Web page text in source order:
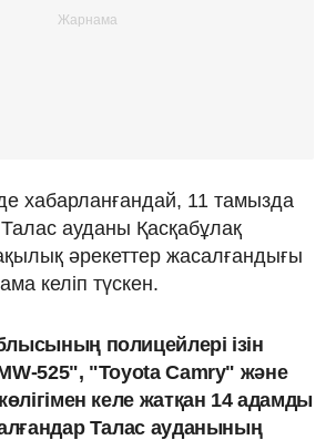
хабарланғандай, 11 тамызда
ауданы Қасқабұлақ
әрекеттер жасалғандығы
келіп түскен.
полицейлері ізін
525", "Toyota Camry" және
келе жатқан 14 адамды
Талас ауданының